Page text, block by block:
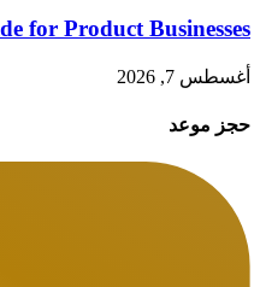
for Product Businesses
أغسطس 7, 2026
حجز موعد